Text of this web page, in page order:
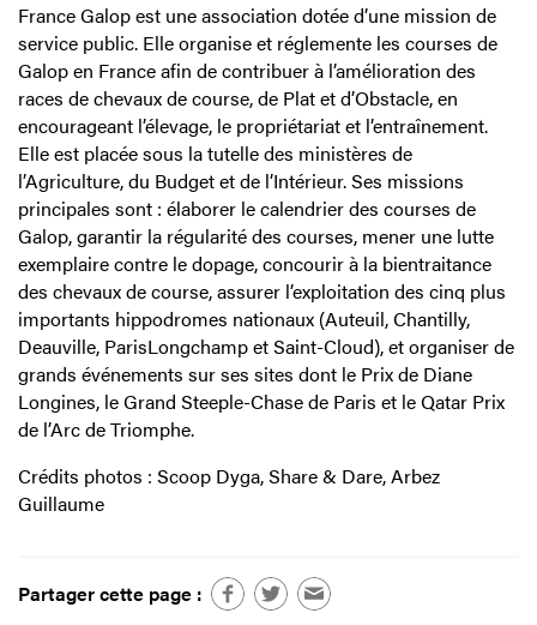
France Galop est une association dotée d’une mission de
service public. Elle organise et réglemente les courses de
Galop en France afin de contribuer à l’amélioration des
races de chevaux de course, de Plat et d’Obstacle, en
encourageant l’élevage, le propriétariat et l’entraînement.
Elle est placée sous la tutelle des ministères de
l’Agriculture, du Budget et de l’Intérieur. Ses missions
principales sont : élaborer le calendrier des courses de
Galop, garantir la régularité des courses, mener une lutte
exemplaire contre le dopage, concourir à la bientraitance
des chevaux de course, assurer l’exploitation des cinq plus
importants hippodromes nationaux (Auteuil, Chantilly,
Deauville, ParisLongchamp et Saint-Cloud), et organiser de
grands événements sur ses sites dont le Prix de Diane
Longines, le Grand Steeple-Chase de Paris et le Qatar Prix
de l’Arc de Triomphe.
Crédits photos : Scoop Dyga, Share & Dare, Arbez
Guillaume
Partager cette page :